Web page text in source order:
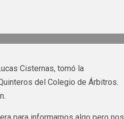
Cisternas, tomó la
del Colegio de Árbitros.